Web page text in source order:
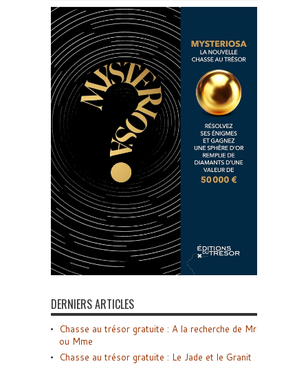
DERNIERS ARTICLES
Chasse au trésor gratuite : A la recherche de Mr
ou Mme
Chasse au trésor gratuite : Le Jade et le Granit